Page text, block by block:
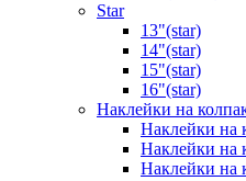
Star
13"(star)
14"(star)
15"(star)
16"(star)
Наклейки на
Наклейки на
Наклейки на
Наклейки на